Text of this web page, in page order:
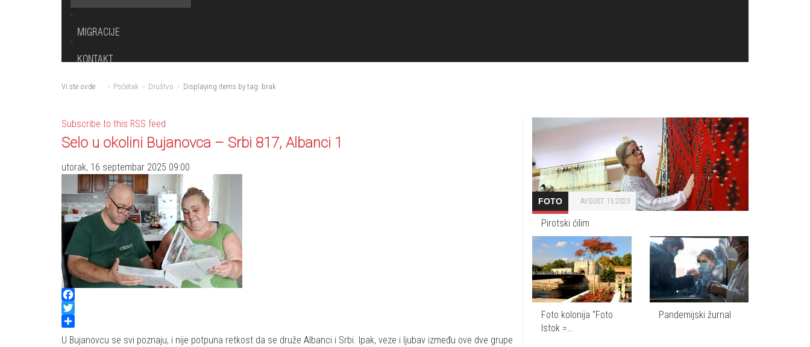
MIGRACIJE
KONTAKT
Vi ste ovde: Početak Društvo Displaying items by tag: brak
Subscribe to this RSS feed
Selo u okolini Bujanovca – Srbi 817, Albanci 1
utorak, 16 septembar 2025 09:00
Facebook
Twitter
Share
U Bujanovcu se svi poznaju, i nije potpuna retkost da se druže Albanci i Srbi. Ipak, veze i ljubav između ove dve grupe
FOTO AVGUST 15 2023
Pirotski ćilim
Foto kolonija "Foto
Istok =…
Pandemijski žurnal